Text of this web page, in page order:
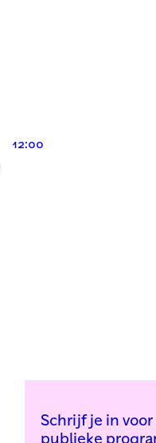
12:00
Schrijf je in
publieke